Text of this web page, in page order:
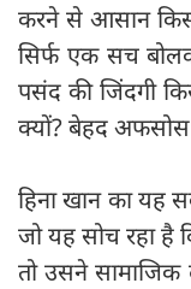
करने से आसान
सिर्फ एक सच
पसंद की जिंदगी
क्यों? बेहद
हिना खान का यह
जो यह सोच रहा है
तो उसने सामाजिक